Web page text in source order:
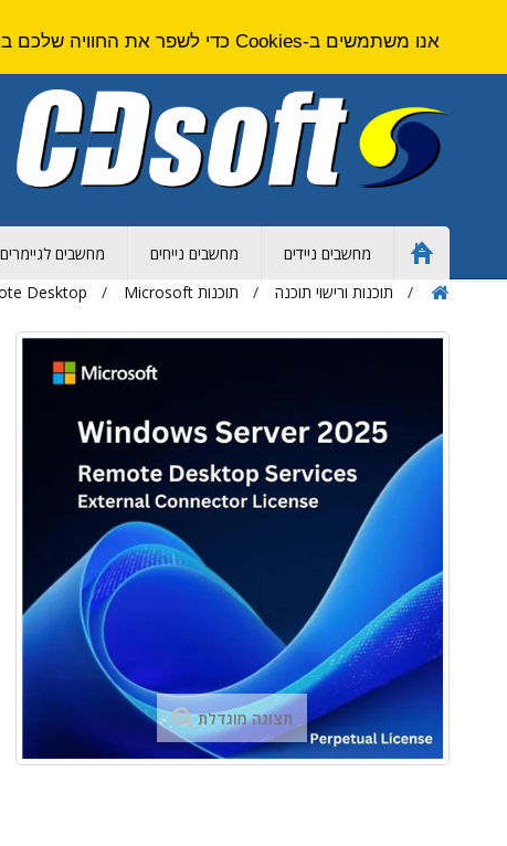
Home
Page
מחשבים ניידים מחשבים נייחים מחשבים לגיימרים
תוכנות ורישוי תוכנה
תוכנות Microsoft Desktop
תצוגה מוגדלת
אנו משתמשים ב-Cookies כדי לשפר את החוויה שלכם באתר. על ידי גלישה באתר זה אתם מסכימים ל